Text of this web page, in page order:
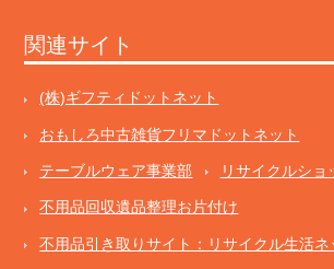
関連サイト
(株)ギフティドットネット
おもしろ中古雑貨フリマドットネット
テーブルウェア事業部 リサイクルショ
不用品回収遺品整理お片付け
不用品引き取りサイト：リサイクル生活ネ